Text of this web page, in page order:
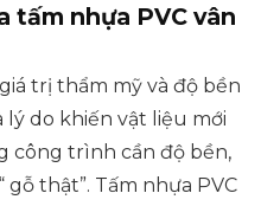
tấm nhựa PVC vân
trị thẩm mỹ và độ bền
lý do khiến vật liệu mới
công trình cần độ bền,
thật”. Tấm nhựa PVC